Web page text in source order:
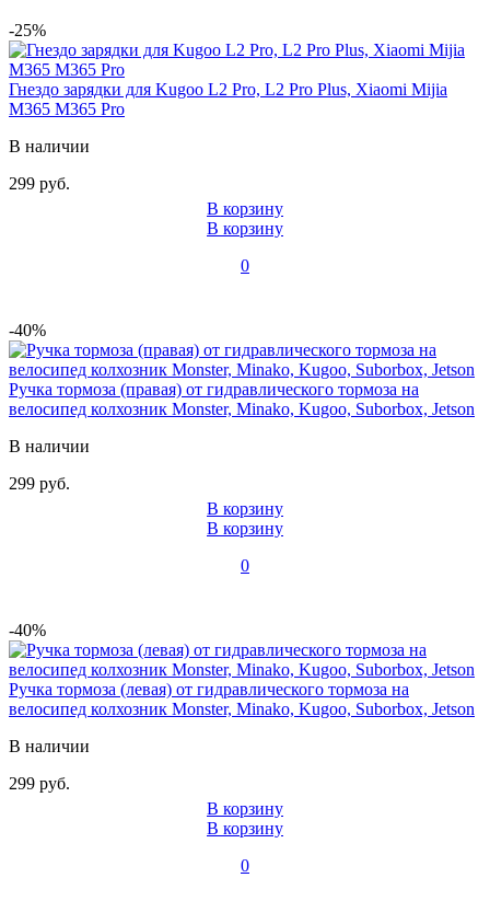
-25%
Гнездо зарядки для Kugoo L2 Pro, L2 Pro Plus, Xiaomi Mijia
M365 M365 Pro
В наличии
299 руб.
В корзину
В корзину
0
-40%
Ручка тормоза (правая) от гидравлического тормоза на
велосипед колхозник Monster, Minako, Kugoo, Suborbox, Jetson
В наличии
299 руб.
В корзину
В корзину
0
-40%
Ручка тормоза (левая) от гидравлического тормоза на
велосипед колхозник Monster, Minako, Kugoo, Suborbox, Jetson
В наличии
299 руб.
В корзину
В корзину
0